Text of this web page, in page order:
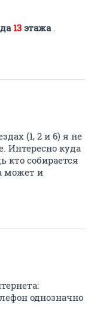
13 этажа.
(1, 2 и 6) я не
Интересно куда
кто собирается
может и
однозначно